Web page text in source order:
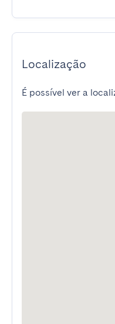
Localização
É possível ver a